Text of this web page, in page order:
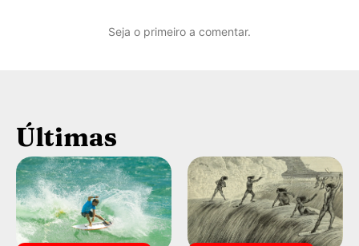
Seja o primeiro a comentar.
Últimas